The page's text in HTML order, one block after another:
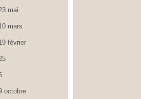
mai
mars
février
octobre